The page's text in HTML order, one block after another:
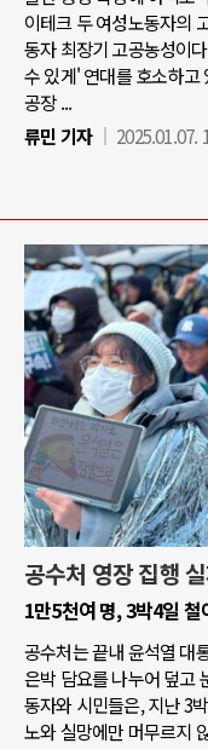
이테크 두 여성노동자의
동자 최장기 고공농성이
수 있게' 연대를 호소하고
공장 ...
류민 기자
2025.01.07.
공수처 영장 집행
1만5천여 명, 3박4일
공수처는 끝내 윤석열 대
은박 담요를 나누어 덮고
동자와 시민들은, 지난 3
노와 실망에만 머무르지